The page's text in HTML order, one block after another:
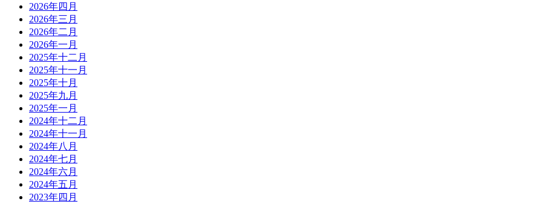
2026年四月
2026年三月
2026年二月
2026年一月
2025年十二月
2025年十一月
2025年十月
2025年九月
2025年一月
2024年十二月
2024年十一月
2024年八月
2024年七月
2024年六月
2024年五月
2023年四月